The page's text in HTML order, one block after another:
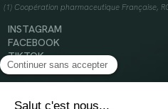
(1) Coopération pharmaceutique Française,
INSTAGRAM
FACEBOOK
TIKTOK
YOUTUBE